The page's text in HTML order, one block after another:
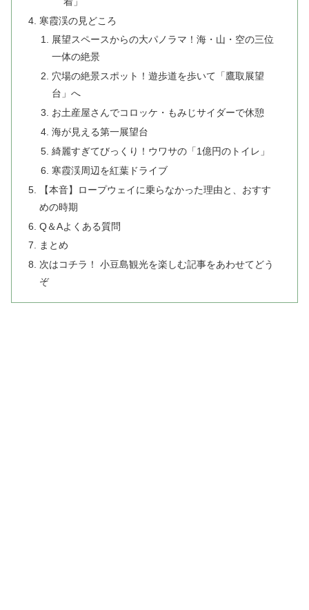
寒霞渓の見どころ
展望スペースからの大パノラマ！海・山・空の三位
一体の絶景
穴場の絶景スポット！遊歩道を歩いて「鷹取展望
台」へ
お土産屋さんでコロッケ・もみじサイダーで休憩
海が見える第一展望台
綺麗すぎてびっくり！ウワサの「1億円のトイレ」
寒霞渓周辺を紅葉ドライブ
【本音】ロープウェイに乗らなかった理由と、おすす
めの時期
Q＆Aよくある質問
まとめ
次はコチラ！ 小豆島観光を楽しむ記事をあわせてどう
ぞ